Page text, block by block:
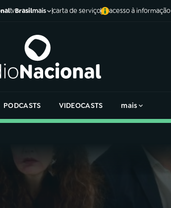
tvBrasilmais carta de serviço acesso à informação
PODCASTS VIDEOCASTS mais